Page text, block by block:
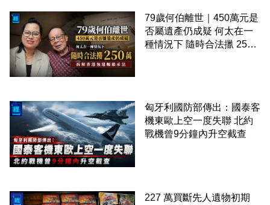
79歲何伯離世｜450萬元是
否屬遺產仍成疑 何太在一
種情況下 隨時合法擸 250
匈牙利國防部傳出：國泰客
機東歐上空一度失聯 北約
戰機曾9分鐘內升空截查
227 萬買斷先人遺物初期